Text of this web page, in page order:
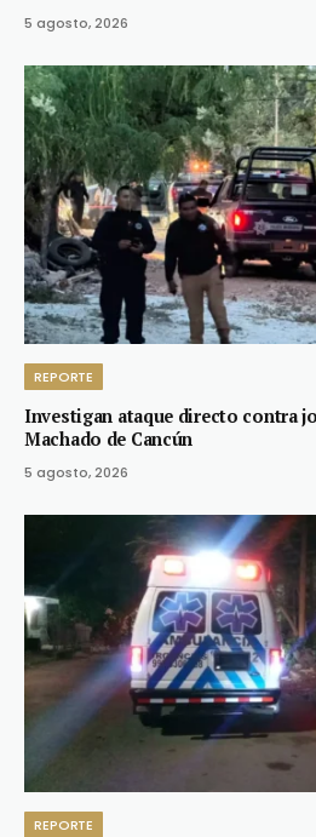
5 agosto, 2026
REPORTE
Investigan ataque directo contra
Machado de Cancún
5 agosto, 2026
REPORTE